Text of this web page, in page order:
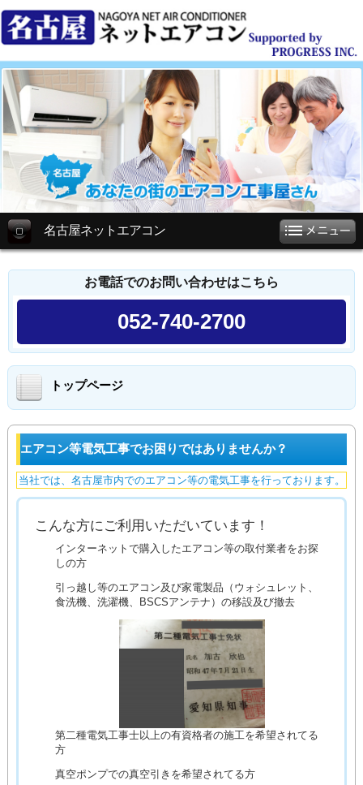
名古屋ネットエアコン
お電話でのお問い合わせはこちら
052-740-2700
トップページ
エアコン等電気工事でお困りではありませんか？
当社では、名古屋市内でのエアコン等の電気工事を行っております。
こんな方にご利用いただいています！
インターネットで購入したエアコン等の取付業者をお探
しの方
引っ越し等のエアコン及び家電製品（ウォシュレット、
食洗機、洗濯機、BSCSアンテナ）の移設及び撤去
第二種電気工事士以上の有資格者の施工を希望されてる
方
真空ポンプでの真空引きを希望されてる方